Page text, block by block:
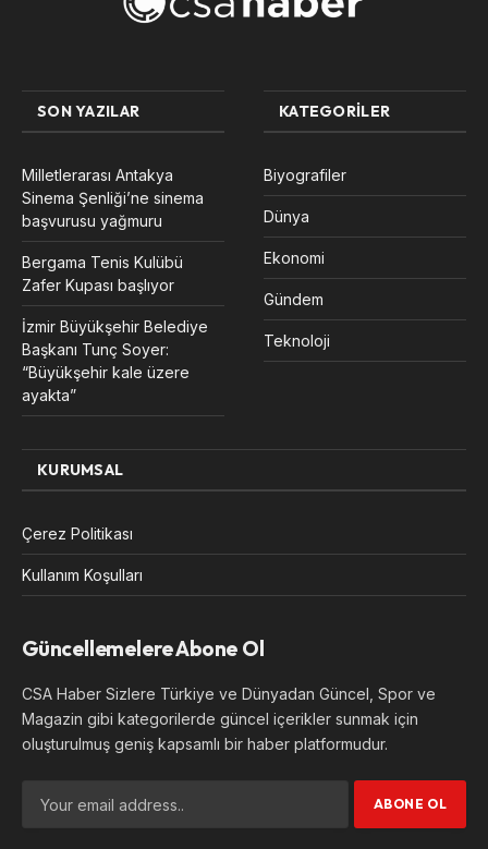
SON YAZILAR
Milletlerarası Antakya
Sinema Şenliği’ne sinema
başvurusu yağmuru
Bergama Tenis Kulübü
Zafer Kupası başlıyor
İzmir Büyükşehir Belediye
Başkanı Tunç Soyer:
“Büyükşehir kale üzere
ayakta”
KATEGORILER
Biyografiler
Dünya
Ekonomi
Gündem
Teknoloji
KURUMSAL
Çerez Politikası
Kullanım Koşulları
Güncellemelere Abone Ol
CSA Haber Sizlere Türkiye ve Dünyadan Güncel, Spor ve
Magazin gibi kategorilerde güncel içerikler sunmak için
oluşturulmuş geniş kapsamlı bir haber platformudur.